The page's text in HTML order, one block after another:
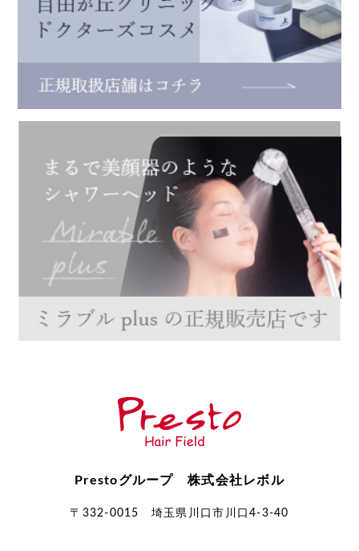
Prestoグループ 株式会社レボル
〒332-0015 埼玉県川口市川口4-3-40